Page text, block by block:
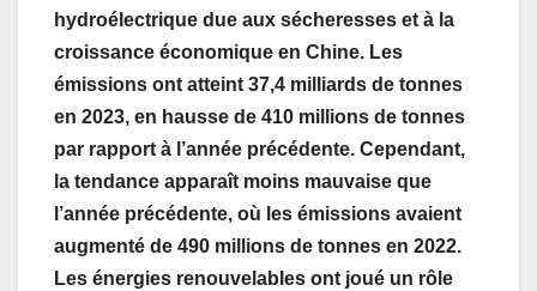
hydroélectrique due aux sécheresses et à la
croissance économique en Chine. Les
émissions ont atteint 37,4 milliards de tonnes
en 2023, en hausse de 410 millions de tonnes
par rapport à l’année précédente. Cependant,
la tendance apparaît moins mauvaise que
l’année précédente, où les émissions avaient
augmenté de 490 millions de tonnes en 2022.
Les énergies renouvelables ont joué un rôle